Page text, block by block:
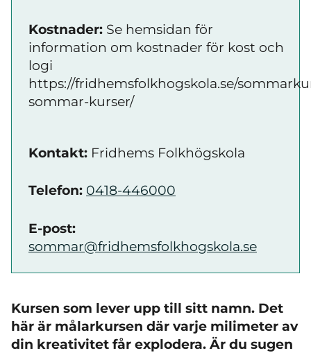
Kostnader: Se hemsidan för
information om kostnader för kost och
logi
https://fridhemsfolkhogskola.se/
sommar-kurser/
Kontakt: Fridhems Folkhögskola
Telefon: 0418-446000
E-post:
sommar@fridhemsfolkhogskola.se
Kursen som lever upp till sitt namn. Det
här är målarkursen där varje milimeter av
din kreativitet får explodera. Är du sugen